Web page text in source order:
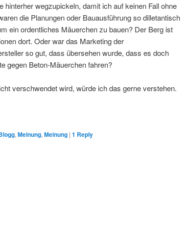
hinterher wegzupickeln, damit ich auf keinen Fall ohne
die Planungen oder Bauausführung so dilletantisch
ein ordentliches Mäuerchen zu bauen? Der Berg ist
dort. Oder war das Marketing der
so gut, dass übersehen wurde, dass es doch
gegen Beton-Mäuerchen fahren?
verschwendet wird, würde ich das gerne verstehen.
, Meinung, Meinung | 1 Reply